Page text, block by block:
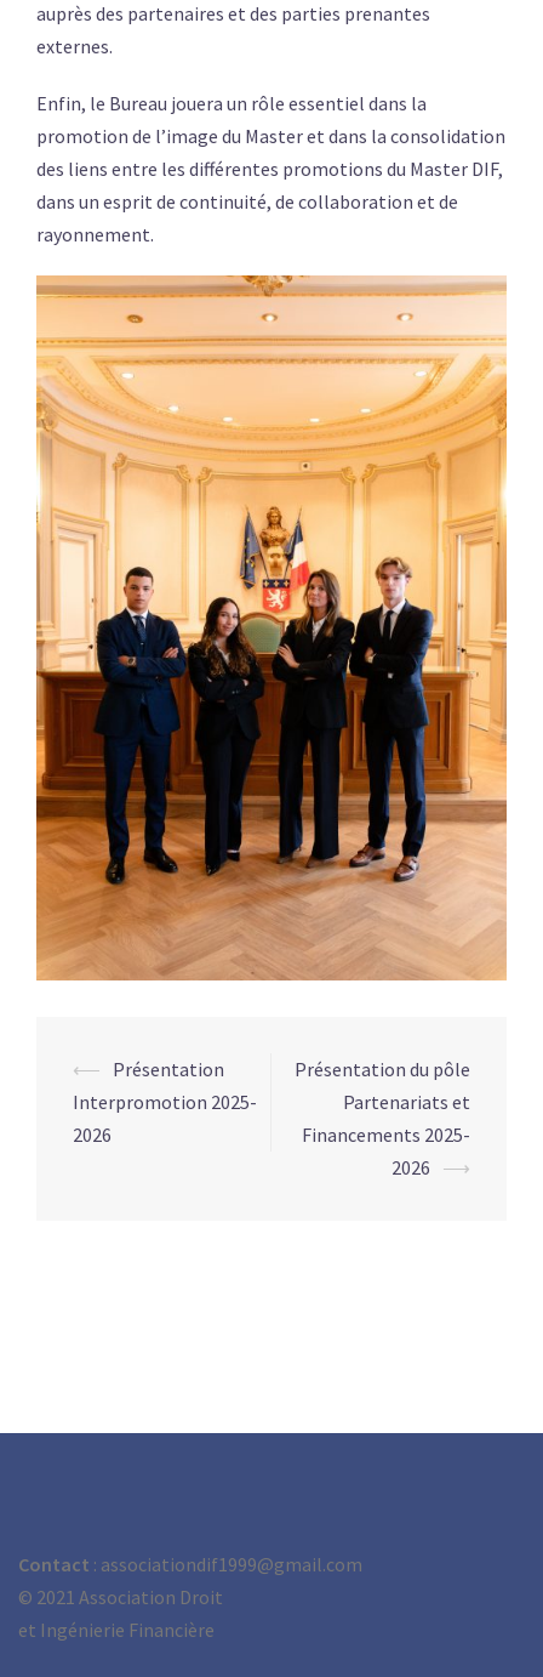
auprès des partenaires et des parties prenantes
externes.
Enfin, le Bureau jouera un rôle essentiel dans la
promotion de l’image du Master et dans la consolidation
des liens entre les différentes promotions du Master DIF,
dans un esprit de continuité, de collaboration et de
rayonnement.
Navigation
d’article
⟵ Présentation
Interpromotion 2025-
2026
Présentation du pôle
Partenariats et
Financements 2025-
2026 ⟶
Contact : associationdif1999@gmail.com
© 2021 Association Droit
et Ingénierie Financière